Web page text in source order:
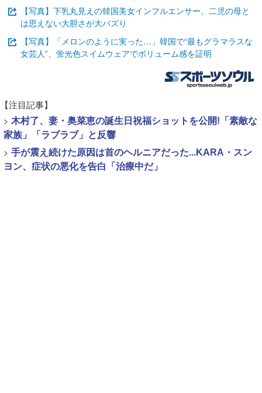
【写真】下乳丸見えの韓国美女インフルエンサー、二児の母と
は思えない大胆さが大バズり
【写真】「メロンのように実った…」韓国で“最もグラマラスな
女芸人”、蛍光色スイムウェアでボリューム感を証明
【注目記事】
> 木村了、妻・奥菜恵の誕生日祝福ショットを公開!「素敵な
家族」「ラブラブ」と反響
> 手が震え続けた原因は首のヘルニアだった...KARA・スン
ヨン、症状の悪化を告白「治療中だ」